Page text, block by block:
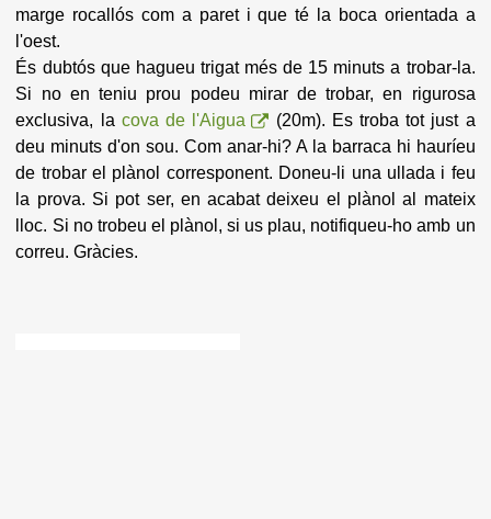
marge rocallós com a paret i que té la boca orientada a
l'oest.
És dubtós que hagueu trigat més de 15 minuts a trobar-la.
Si no en teniu prou podeu mirar de trobar, en rigurosa
exclusiva, la cova de l'Aigua
(20m). Es troba tot just a
deu minuts d'on sou. Com anar-hi? A la barraca hi hauríeu
de trobar el plànol corresponent. Doneu-li una ullada i feu
la prova. Si pot ser, en acabat deixeu el plànol al mateix
lloc. Si no trobeu el plànol, si us plau, notifiqueu-ho amb un
correu. Gràcies.